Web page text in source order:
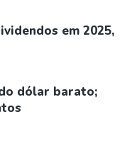
em 2025,
dólar barato;